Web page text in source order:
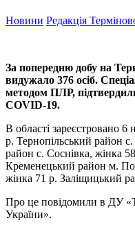
Новини Редакція
За попередню добу на
видужало 376 осіб.
методом ПЛР,
COVID-19.
В області зареєстровано
р. Тернопільський район
район с. Соснівка, жінка
Кременецький район м.
жінка 71 р. Заліщицький
Про це повідомили в ДУ
України».